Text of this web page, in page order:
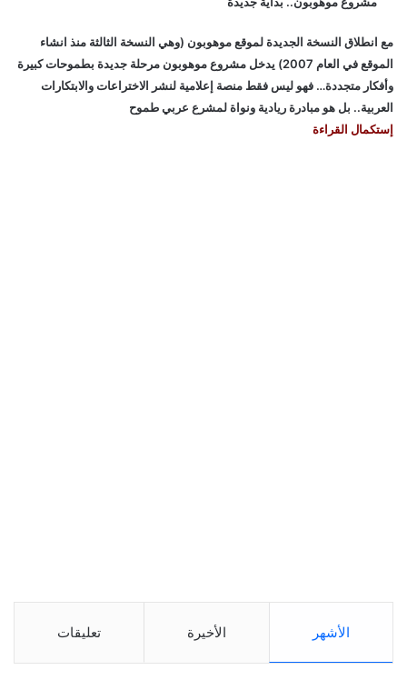
مع انطلاق النسخة الجديدة لموقع موهوبون (وهي النسخة الثالثة منذ انشاء
الموقع في العام 2007) يدخل مشروع موهوبون مرحلة جديدة بطموحات كبيرة
وأفكار متجددة… فهو ليس فقط منصة إعلامية لنشر الاختراعات والابتكارات
العربية.. بل هو مبادرة ريادية ونواة لمشرع عربي طموح
إستكمال القراءة
الأشهر الأخيرة تعليقات